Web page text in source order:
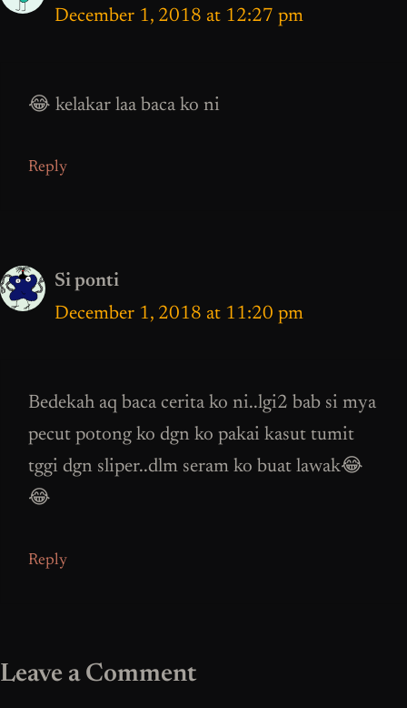
December 1, 2018 at 12:27 pm
😂 kelakar laa baca ko ni
Reply
Si ponti
December 1, 2018 at 11:20 pm
Bedekah aq baca cerita ko ni..lgi2 bab si mya
pecut potong ko dgn ko pakai kasut tumit
tggi dgn sliper..dlm seram ko buat lawak😂
😂
Reply
Leave a Comment